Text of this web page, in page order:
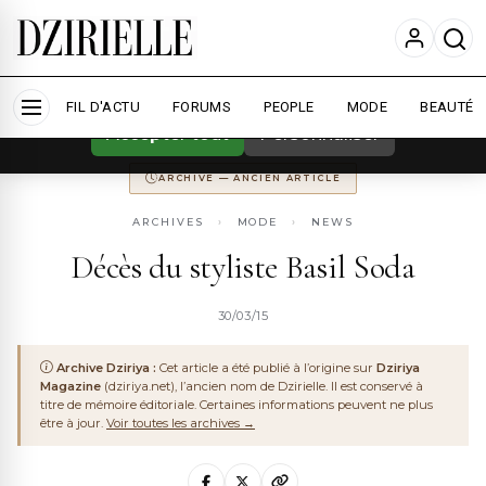
Nous utilisons des cookies pour améliorer
votre expérience et mesurer l'audience. En
Accepter tout Personnaliser
FIL D'ACTU FORUMS PEOPLE MODE BEAUTÉ
CONSERVÉ POUR LA MÉMOIRE DU WEB ALGÉRIEN
ARCHIVE — ANCIEN ARTICLE
ARCHIVES › MODE › NEWS
Décès du styliste Basil Soda
30/03/15
Archive Dziriya : Cet article a été publié à l’origine sur Dziriya
Magazine (dziriya.net), l’ancien nom de Dzirielle. Il est conservé à
titre de mémoire éditoriale. Certaines informations peuvent ne plus
être à jour. Voir toutes les archives →